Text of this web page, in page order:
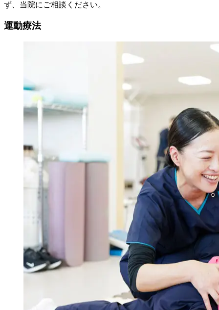
ず、当院にご相談ください。
運動療法